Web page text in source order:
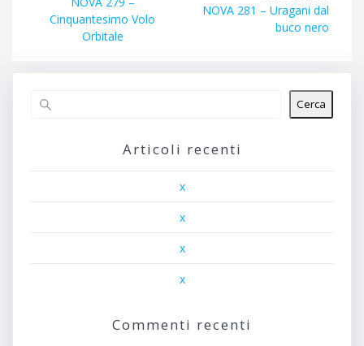
articoli
precedente:
Cinquantesimo Volo
Orbitale
Articolo
NOVA 281 – Uragani dal
buco nero
Cerca
Articoli recenti
x
x
x
x
Commenti recenti